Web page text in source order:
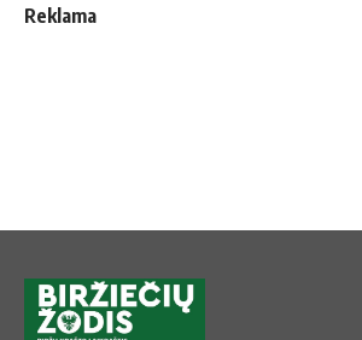
Reklama